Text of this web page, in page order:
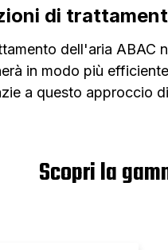
di
dell'aria ABAC
in modo più
a questo approccio
Scopri la